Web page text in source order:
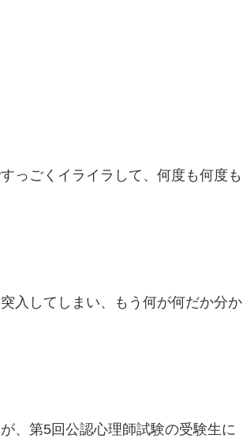
っごくイライラして、何度も何度も
入してしまい、もう何が何だか分か
、第5回公認心理師試験の受験生に